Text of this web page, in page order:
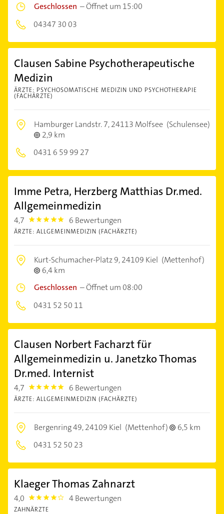
Geschlossen –Öffnet um 15:00
04347 30 03
Clausen Sabine Psychotherapeutische
Medizin
ÄRZTE: PSYCHOSOMATISCHE MEDIZIN UND PSYCHOTHERAPIE
(FACHÄRZTE)
Hamburger Landstr. 7,24113 Molfsee (Schulensee)
2,9 km
0431 6 59 99 27
Imme Petra, Herzberg Matthias Dr.med.
Allgemeinmedizin
4,7 4.7000003 6 Bewertungen
ÄRZTE: ALLGEMEINMEDIZIN (FACHÄRZTE)
Kurt-Schumacher-Platz 9,24109 Kiel (Mettenhof)
6,4 km
Geschlossen –Öffnet um 08:00
0431 52 50 11
Clausen Norbert Facharzt für
Allgemeinmedizin u. Janetzko Thomas
Dr.med. Internist
4,7 4.7000003 6 Bewertungen
ÄRZTE: ALLGEMEINMEDIZIN (FACHÄRZTE)
Bergenring 49,24109 Kiel (Mettenhof)
6,5 km
0431 52 50 23
Klaeger Thomas Zahnarzt
4,0 4.0 4 Bewertungen
ZAHNÄRZTE